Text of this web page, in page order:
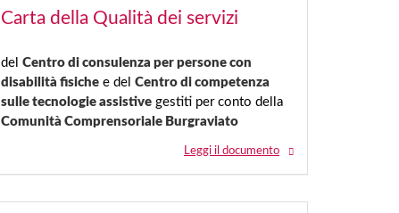
Carta della Qualità dei servizi
del Centro di consulenza per persone con
disabilità fisiche e del Centro di competenza
sulle tecnologie assistive gestiti per conto della
Comunità Comprensoriale Burgraviato
Leggi il documento